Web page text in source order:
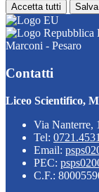
Accetta tutti
Marconi - Pesaro
Contatti
Liceo Scientifico,
Via Nanterre,
Tel:
Email:
PEC:
C.F.: